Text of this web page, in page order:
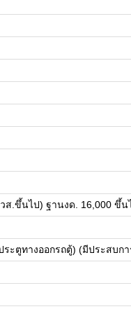
.ขึ้นไป) ฐานงด. 16,000 ขึ้น
ะตูทางออกรถตู้) (มีประสบก